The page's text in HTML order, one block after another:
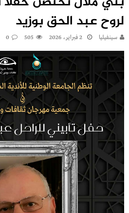
لروح عبد الحق بوزيد
سينفيليا 2 فبراير، 2026 505
0